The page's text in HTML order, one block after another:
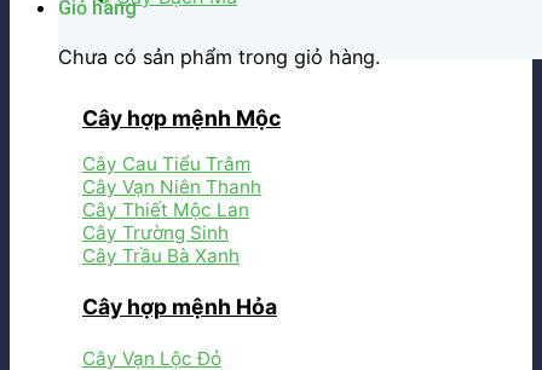
Giỏ hàng
Chưa có sản phẩm trong giỏ hàng.
Cây hợp mệnh Mộc
Cây Cau Tiểu Trâm
Cây Vạn Niên Thanh
Cây Thiết Mộc Lan
Cây Trường Sinh
Cây Trầu Bà Xanh
Cây hợp mệnh Hỏa
Cây Vạn Lộc Đỏ